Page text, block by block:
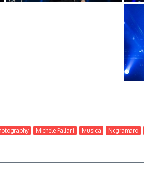
Michele Faliani Musica Negramaro